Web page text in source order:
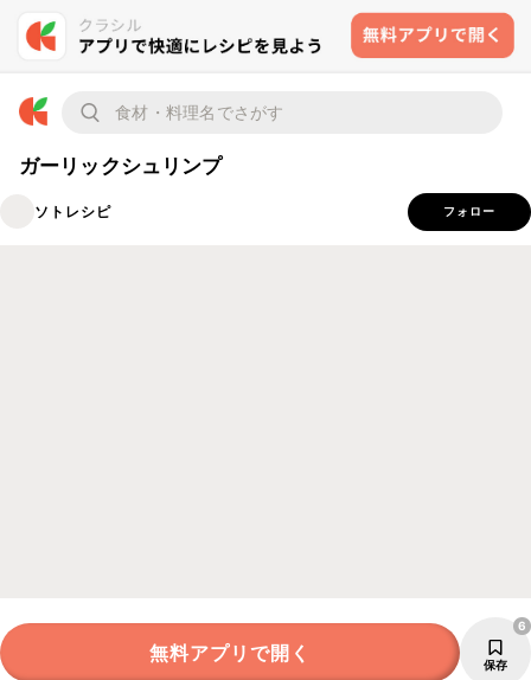
ガーリックシュリンプ
ソトレシピ フォロー
無料アプリで開く 保存
6